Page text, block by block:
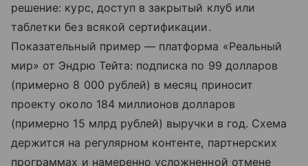
решение: курс, доступ в закрытый клуб или
таблетки без всякой сертификации.
Показательный пример — платформа «Реальный
мир» от Эндрю Тейта: подписка по 99 долларов
(примерно 8 000 рублей) в месяц приносит
проекту около 184 миллионов долларов
(примерно 15 млрд рублей) выручки в год. Схема
держится на регулярном контенте, партнерских
программах и намеренно усложненной отмене